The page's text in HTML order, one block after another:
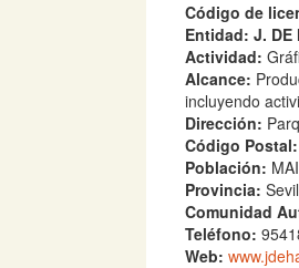
Código de
Entidad: J. DE
Actividad:
Alcance:
incluyendo
Dirección:
Código Postal:
Población:
Provincia:
Comunidad
Teléfono:
Web: